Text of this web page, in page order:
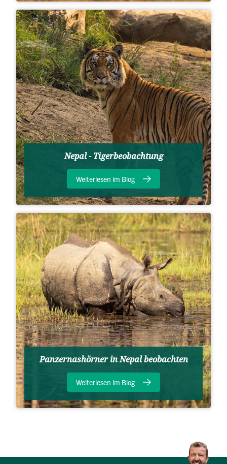
Nepal - Tigerbeobachtung
Weiterlesen im Blog
Panzernashörner in Nepal beobachten
Weiterlesen im Blog